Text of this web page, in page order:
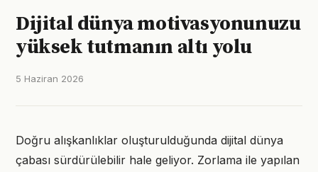
Dijital dünya motivasyonunuzu
yüksek tutmanın altı yolu
5 Haziran 2026
Doğru alışkanlıklar oluşturulduğunda dijital dünya
çabası sürdürülebilir hale geliyor. Zorlama ile yapılan